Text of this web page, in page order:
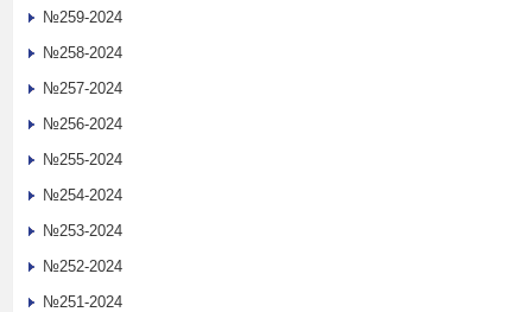
№259-2024
№258-2024
№257-2024
№256-2024
№255-2024
№254-2024
№253-2024
№252-2024
№251-2024